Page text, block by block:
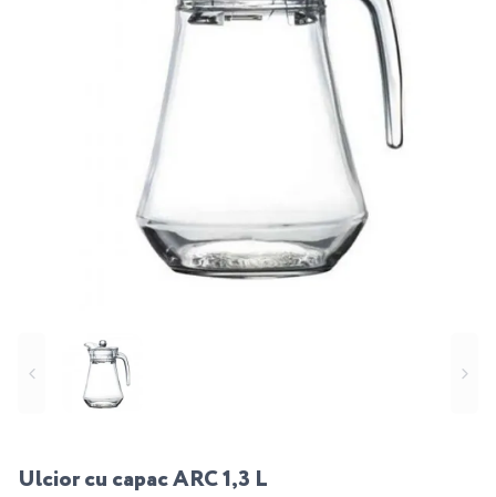
Ulcior cu capac ARC 1,3 L